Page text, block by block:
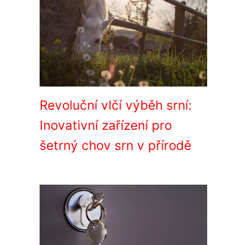
Revoluční vlčí výběh srní:
Inovativní zařízení pro
šetrný chov srn v přírodě